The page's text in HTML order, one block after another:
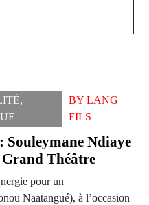
,
BYLANG
FILS
Souleymane Ndiaye
Théâtre
pour un
Naatangué), à l’occasion